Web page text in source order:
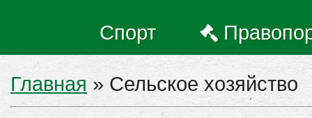
Спорт
Главная » Сельское хозяйство